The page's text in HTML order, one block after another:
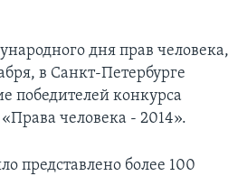
дня прав человека,
в Санкт-Петербурге
победителей конкурса
человека - 2014».
представлено более 100